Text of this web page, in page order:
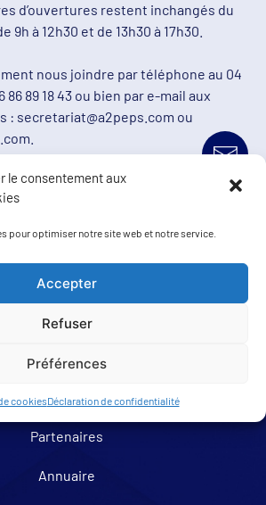
le consentement aux
pour optimiser notre site web et notre service.
Accepter
Refuser
Préférences
cookiesDéclaration de confidentialité
d’ouvertures restent inchangés du
9h à 12h30 et de 13h30 à 17h30.
nous joindre par téléphone au 04
86 89 18 43 ou bien par e-mail aux
: secretariat@a2peps.com ou
Accueil
L’Association
S’implanter
Adhérer
Partenaires
Annuaire